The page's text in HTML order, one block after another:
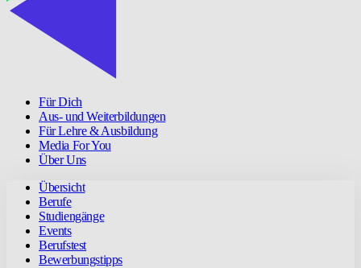
Für Dich
Aus- und Weiterbildungen
Für Lehre & Ausbildung
Media For You
Über Uns
Übersicht
Berufe
Studiengänge
Events
Berufstest
Bewerbungstipps